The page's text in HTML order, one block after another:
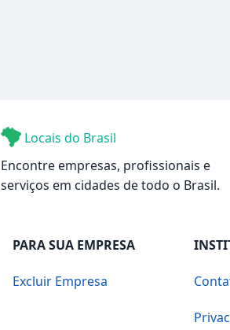
Locais do Brasil
Encontre empresas, profissionais e
serviços em cidades de todo o Brasil.
PARA SUA EMPRESA
Excluir Empresa